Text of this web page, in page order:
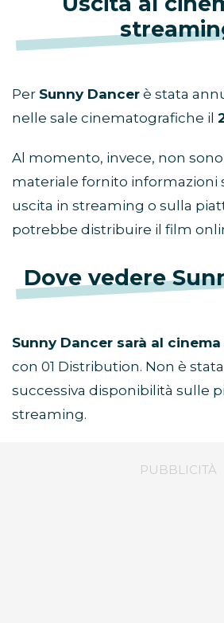
Per Sunny Dancer è stata
nelle sale cinematografiche il
Al momento, invece, non
materiale fornito informazioni
uscita in streaming o sulla
potrebbe distribuire il film
Dove vedere
Sunny Dancer sarà al
con 01 Distribution. Non è
successiva disponibilità sulle
streaming.